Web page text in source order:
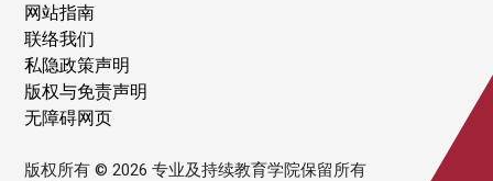
网站指南
联络我们
私隐政策声明
版权与免责声明
无障碍网页
版权所有 © 2026 专业及持续教育学院保留所有